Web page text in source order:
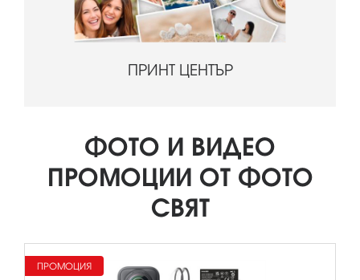
ПРИНТ ЦЕНТЪР
ФОТО И ВИДЕО
ПРОМОЦИИ ОТ ФОТО
СВЯТ
ПРОМОЦИЯ